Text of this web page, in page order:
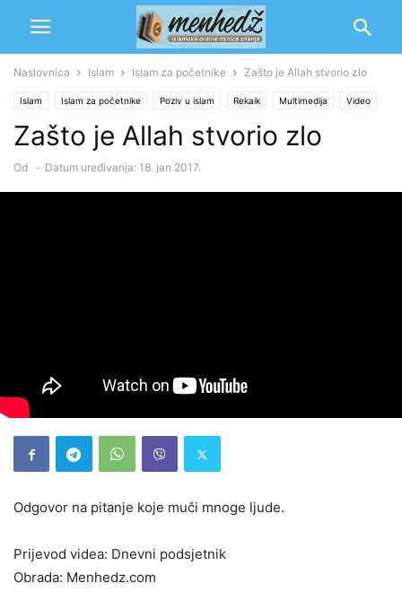
Naslovnica Islam Islam za početnike Zašto je Allah stvorio zlo
Islam Islam za početnike Poziv u islam Rekaik Multimedija Video
Zašto je Allah stvorio zlo
Od - Datum uređivanja: 18. jan 2017.
Odgovor na pitanje koje muči mnoge ljude.
Prijevod videa: Dnevni podsjetnik
Obrada: Menhedz.com